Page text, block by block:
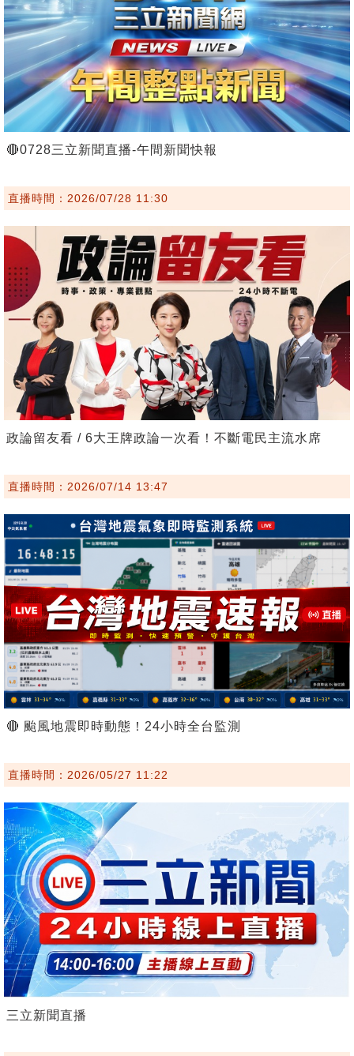
🔴0728三立新聞直播-午間新聞快報
直播時間：2026/07/28 11:30
政論留友看 / 6大王牌政論一次看！不斷電民主流水席
直播時間：2026/07/14 13:47
🔴 颱風地震即時動態！24小時全台監測
直播時間：2026/05/27 11:22
三立新聞直播